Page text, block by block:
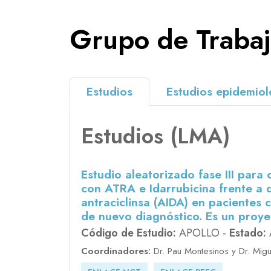
Grupo de
Estudios Estudios
Estudios (LMA)
Estudio aleatorizado fase III para
con ATRA e Idarrubicina frente a
antraciclinsa (AIDA) en
de nuevo diagnóstico. Es un
Código de Estudio: APOLLO - Estado:
Coordinadores: Dr. Pau Montesinos y Dr.